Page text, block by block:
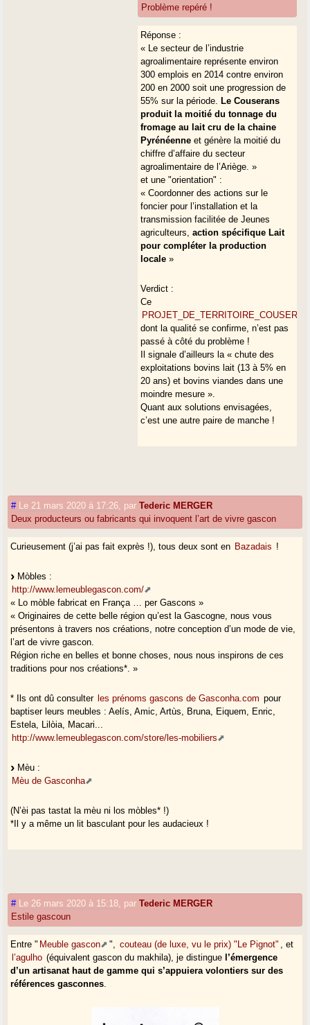
Problème repéré !
Réponse :
« Le secteur de l’industrie
agroalimentaire représente environ
300 emplois en 2014 contre environ
200 en 2000 soit une progression de
55% sur la période.
Le Couserans
produit la moitié du tonnage du
fromage au lait cru de la chaine
Pyrénéenne et génère la moitié du
chiffre d’affaire du secteur
agroalimentaire de l’Ariège. »
et une "orientation" :
« Coordonner des actions sur le
foncier pour l’installation et la
transmission facilitée de Jeunes
agriculteurs,action spécifique Lait
pour compléter la production
locale »
Verdict :
Ce
dont la qualité se confirme, n’est pas
passé à côté du problème !
Il signale d’ailleurs la « chute des
exploitations bovins lait (13 à 5% en
20 ans) et bovins viandes dans une
moindre mesure ».
Quant aux solutions envisagées,
c’est une autre paire de manche !
# Le 21 mars 2020 à 17:26 parTederic MERGER
Deux producteurs ou fabricants qui invoquent l’art de vivre gascon
Curieusement (j’ai pas fait exprès !), tous deux sont en Bazadais !
Mòbles :
http://www.lemeublegascon.com/
« Lo mòble fabricat en França … per Gascons »
« Originaires de cette belle région qu’est la Gascogne, nous vous
présentons à travers nos créations, notre conception d’un mode de vie,
l’art de vivre gascon.
Région riche en belles et bonne choses, nous nous inspirons de ces
traditions pour nos créations*. »
* Ils ont dû consulter les prénoms gascons de Gasconha.com pour
baptiser leurs meubles : Aelís, Amic, Artùs, Bruna, Eiquem, Enric,
Estela, Lilòia, Macari...
http://www.lemeublegascon.com/store/les-mobiliers
Mèu :
Mèu de Gasconha
(N’èi pas tastat la mèu ni los mòbles* !)
*Il y a même un lit basculant pour les audacieux !
# Le 26 mars 2020 à 15:18 parTederic MERGER
Estile gascoun
Entre " Meuble gascon ", couteau (de luxe, vu le prix) "Le Pignot"
, et
l’agulho (équivalent gascon du makhila), je distingue l’émergence
d’un artisanat haut de gamme qui s’appuiera volontiers sur des
références gasconnes